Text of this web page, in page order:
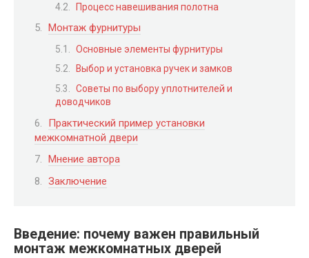
Процесс навешивания полотна
Монтаж фурнитуры
Основные элементы фурнитуры
Выбор и установка ручек и замков
Советы по выбору уплотнителей и
доводчиков
Практический пример установки
межкомнатной двери
Мнение автора
Заключение
Введение: почему важен правильный
монтаж межкомнатных дверей